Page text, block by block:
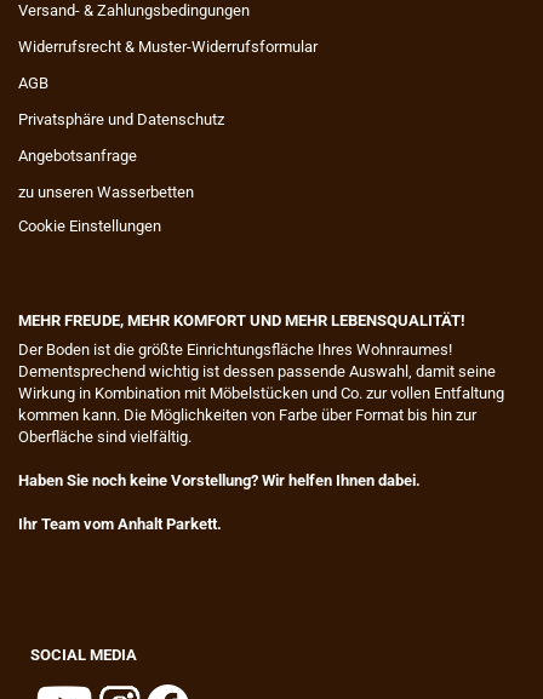
Versand- & Zahlungsbedingungen
Widerrufsrecht & Muster-Widerrufsformular
AGB
Privatsphäre und Datenschutz
Angebotsanfrage
zu unseren Wasserbetten
Cookie Einstellungen
MEHR FREUDE, MEHR KOMFORT UND MEHR LEBENSQUALITÄT!
​Der Boden ist die größte Einrichtungsfläche Ihres Wohnraumes!
Dementsprechend wichtig ist dessen passende Auswahl, damit seine
Wirkung in Kombination mit Möbelstücken und Co. zur vollen Entfaltung
kommen kann. Die Möglichkeiten von Farbe über Format bis hin zur
Oberfläche sind vielfältig.
Haben Sie noch keine Vorstellung? Wir helfen Ihnen dabei.
Ihr Team vom Anhalt Parkett.
SOCIAL MEDIA